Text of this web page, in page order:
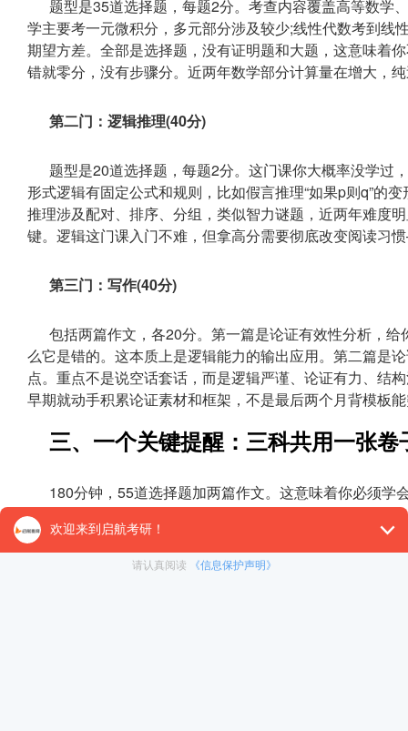
题型是35道选择题，每题2分。考查内容覆盖高等数学
学主要考一元微积分，多元部分涉及较少;线性代数考到线
期望方差。全部是选择题，没有证明题和大题，这意味
错就零分，没有步骤分。近两年数学部分计算量在增大，
第二门：逻辑推理(40分)
题型是20道选择题，每题2分。这门课你大概率没学过
形式逻辑有固定公式和规则，比如假言推理“如果p则q”的
推理涉及配对、排序、分组，类似智力谜题，近两年难度
键。逻辑这门课入门不难，但拿高分需要彻底改变阅读习
第三门：写作(40分)
包括两篇作文，各20分。第一篇是论证有效性分析，
么它是错的。这本质上是逻辑能力的输出应用。第二篇是
点。重点不是说空话套话，而是逻辑严谨、论证有力、结
早期就动手积累论证素材和框架，不是最后两个月背模板
三、一个关键提醒：三科共用一张卷
180分钟，55道选择题加两篇作文。这意味着你必须学
数学和逻辑平均每题只有2分钟左右，综合推理的复杂
作两篇至少要留出60分钟，否则大概率写不完。很多同